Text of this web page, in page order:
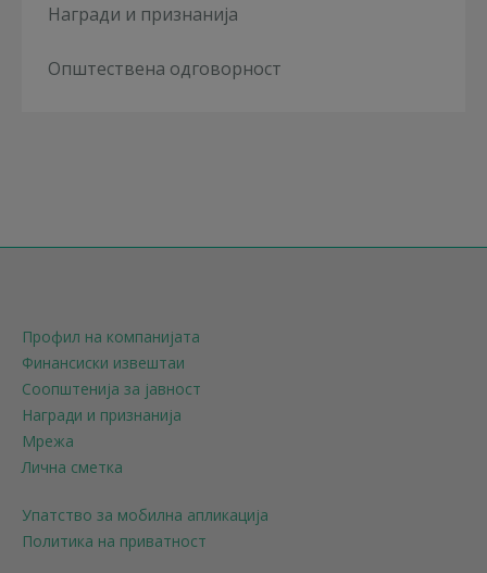
Награди и признанија
Општествена одговорност
Профил на компанијата
Финансиски извештаи
Соопштенија за јавност
Награди и признанија
Мрежа
Лична сметка
Упатство за мобилна апликација
Политика на приватност